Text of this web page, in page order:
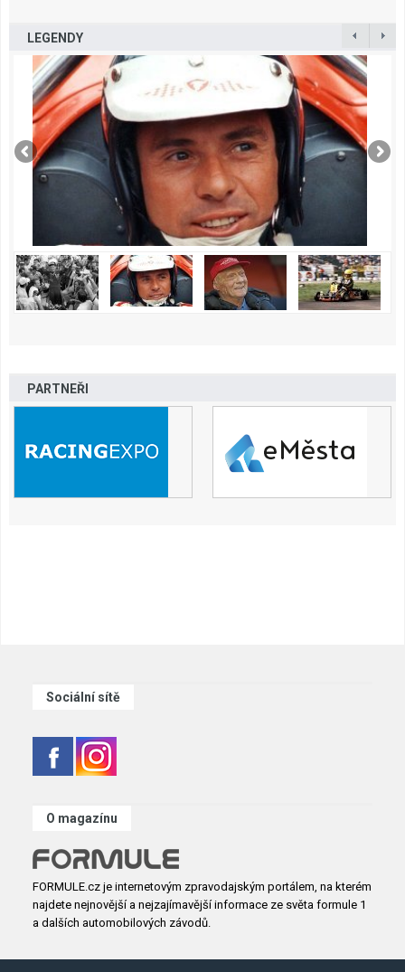
LEGENDY
PARTNEŘI
Sociální sítě
O magazínu
FORMULE.cz je internetovým zpravodajským portálem, na kterém
najdete nejnovější a nejzajímavější informace ze světa formule 1
a dalších automobilových závodů.